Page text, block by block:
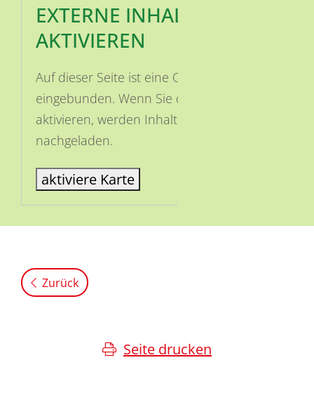
EXTERNE INHALTE
AKTIVIEREN
Auf dieser Seite ist eine OSM Karte
eingebunden. Wenn Sie die Karte
aktivieren, werden Inhalte von OSM
nachgeladen.
aktiviere Karte
Zurück
Seite drucken